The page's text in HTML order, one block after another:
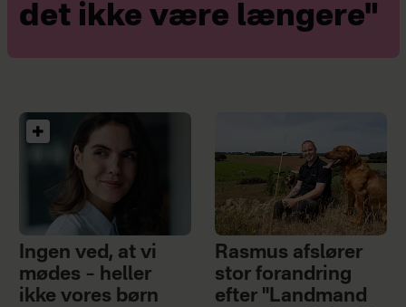
det ikke være længere"
Ingen ved, at vi
mødes – heller
ikke vores børn
Rasmus afslører
stor forandring
efter "Landmand